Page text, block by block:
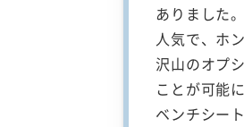
ありました
人気で、ホ
沢山のオプ
ことが可能
ベンチシー